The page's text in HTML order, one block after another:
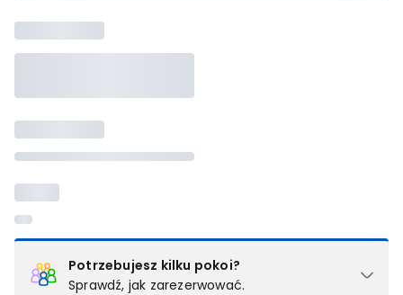
Potrzebujesz kilku pokoi?
Sprawdź, jak zarezerwować.